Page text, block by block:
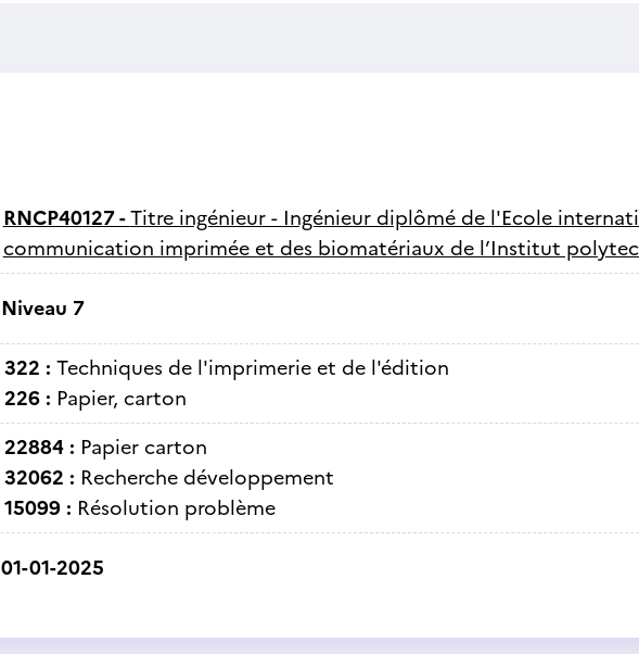
RNCP40127 -Titre ingénieur - Ingénieur diplômé de l'Ecole
communication imprimée et des biomatériaux de l’Institut
Niveau 7
322 : Techniques de l'imprimerie et de l'édition
226 : Papier, carton
22884 : Papier carton
32062 : Recherche développement
15099 : Résolution problème
01-01-2025